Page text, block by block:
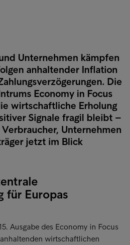
Unternehmen kämpfen
anhaltender Inflation
Die
Economy in Focus
wirtschaftliche Erholung
Signale fragil bleibt –
Unternehmen
jetzt im Blick
für Europas
Ausgabe des Economy in Focus
wirtschaftlichen